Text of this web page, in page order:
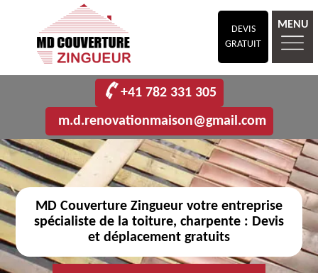
DEVIS
GRATUIT
MENU
+41 782 331 305
m.d.renovationmaison@gmail.com
MD Couverture Zingueur votre entreprise
spécialiste de la toiture, charpente : Devis
et déplacement gratuits